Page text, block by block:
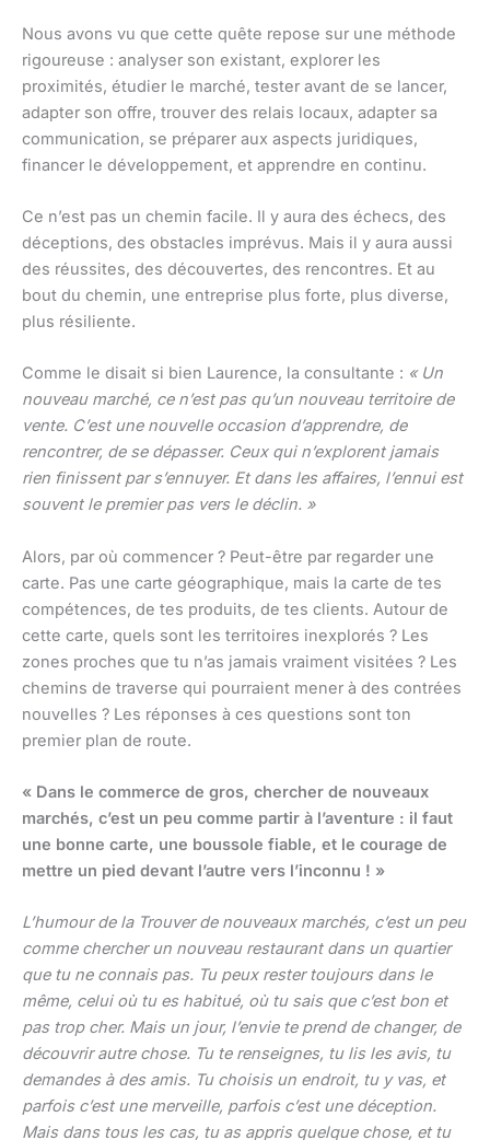
Nous avons vu que cette quête repose sur une méthode
rigoureuse : analyser son existant, explorer les
proximités, étudier le marché, tester avant de se lancer,
adapter son offre, trouver des relais locaux, adapter sa
communication, se préparer aux aspects juridiques,
financer le développement, et apprendre en continu.
Ce n’est pas un chemin facile. Il y aura des échecs, des
déceptions, des obstacles imprévus. Mais il y aura aussi
des réussites, des découvertes, des rencontres. Et au
bout du chemin, une entreprise plus forte, plus diverse,
plus résiliente.
Comme le disait si bien Laurence, la consultante : « Un
nouveau marché, ce n’est pas qu’un nouveau territoire de
vente. C’est une nouvelle occasion d’apprendre, de
rencontrer, de se dépasser. Ceux qui n’explorent jamais
rien finissent par s’ennuyer. Et dans les affaires, l’ennui est
souvent le premier pas vers le déclin. »
Alors, par où commencer ? Peut-être par regarder une
carte. Pas une carte géographique, mais la carte de tes
compétences, de tes produits, de tes clients. Autour de
cette carte, quels sont les territoires inexplorés ? Les
zones proches que tu n’as jamais vraiment visitées ? Les
chemins de traverse qui pourraient mener à des contrées
nouvelles ? Les réponses à ces questions sont ton
premier plan de route.
« Dans le commerce de gros, chercher de nouveaux
marchés, c’est un peu comme partir à l’aventure : il faut
une bonne carte, une boussole fiable, et le courage de
mettre un pied devant l’autre vers l’inconnu ! »
L’humour de la Trouver de nouveaux marchés, c’est un peu
comme chercher un nouveau restaurant dans un quartier
que tu ne connais pas. Tu peux rester toujours dans le
même, celui où tu es habitué, où tu sais que c’est bon et
pas trop cher. Mais un jour, l’envie te prend de changer, de
découvrir autre chose. Tu te renseignes, tu lis les avis, tu
demandes à des amis. Tu choisis un endroit, tu y vas, et
parfois c’est une merveille, parfois c’est une déception.
Mais dans tous les cas, tu as appris quelque chose, et tu